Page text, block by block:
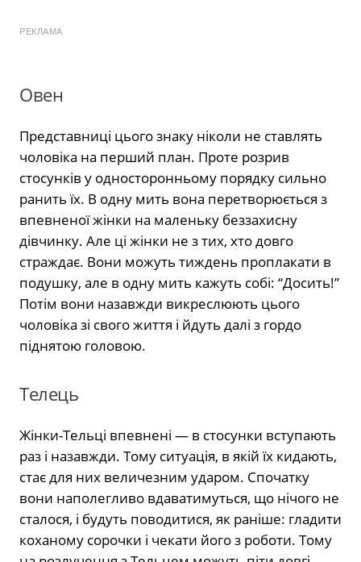
РЕКЛАМА
Овен
Представниці цього знаку ніколи не ставлять
чоловіка на перший план. Проте розрив
стосунків у односторонньому порядку сильно
ранить їх. В одну мить вона перетворюється з
впевненої жінки на маленьку беззахисну
дівчинку. Але ці жінки не з тих, хто довго
страждає. Вони можуть тиждень проплакати в
подушку, але в одну мить кажуть собі: “Досить!”
Потім вони назавжди викреслюють цього
чоловіка зі свого життя і йдуть далі з гордо
піднятою головою.
Телець
Жінки-Тельці впевнені — в стосунки вступають
раз і назавжди. Тому ситуація, в якій їх кидають,
стає для них величезним ударом. Спочатку
вони наполегливо вдаватимуться, що нічого не
сталося, і будуть поводитися, як раніше: гладити
коханому сорочки і чекати його з роботи. Тому